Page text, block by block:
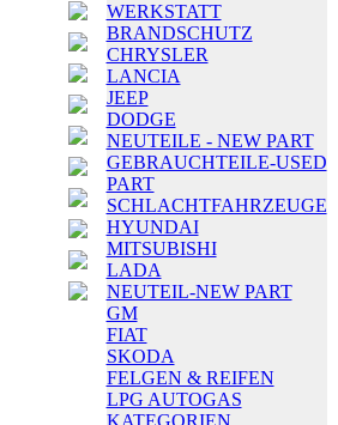
WERKSTATT
BRANDSCHUTZ
CHRYSLER
LANCIA
JEEP
DODGE
NEUTEILE - NEW PART
GEBRAUCHTEILE-USED
PART
SCHLACHTFAHRZEUGE
HYUNDAI
MITSUBISHI
LADA
NEUTEIL-NEW PART
GM
FIAT
SKODA
FELGEN & REIFEN
LPG AUTOGAS
KATEGORIEN